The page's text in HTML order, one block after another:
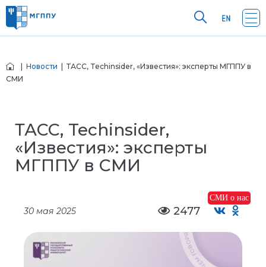
Новости | ТАСС, Techinsider, «Известия»: эксперты МГППУ в
СМИ
ТАСС, Techinsider,
«Известия»: эксперты
МГППУ в СМИ
СМИ о нас
30 мая 2025 2477